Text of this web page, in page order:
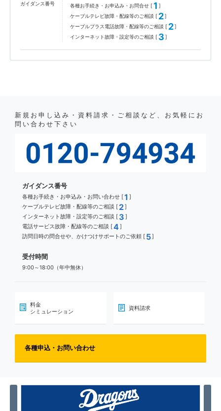
ガイダンス番号 各種お手続き・お申込み・お問合せ [ 1 ]
ケーブルテレビ故障・配線等のご相談 [ 2]
ケーブルプラス電話故障・配線等のご相談 [ 2]
インターネット故障・設定等のご相談 [ 3 ]
新規お申し込み・資料請求・ご相談など、お気軽にお
問い合わせ下さい
ガイダンス番号
各種お手続き・お申込み・お問い合わせ [1 ]
ケーブルテレビ故障・配線等のご相談 [ 2]
インターネット故障・設定等のご相談 [ 3 ]
電話サービス故障・配線等のご相談 [4]
訪問日時の問合せや、かけつけサポートのご依頼 [ 5]
受付時間
9:00～18:00（年中無休）
料金
シミュレーション
資料請求
各種申込・お問い合わせ